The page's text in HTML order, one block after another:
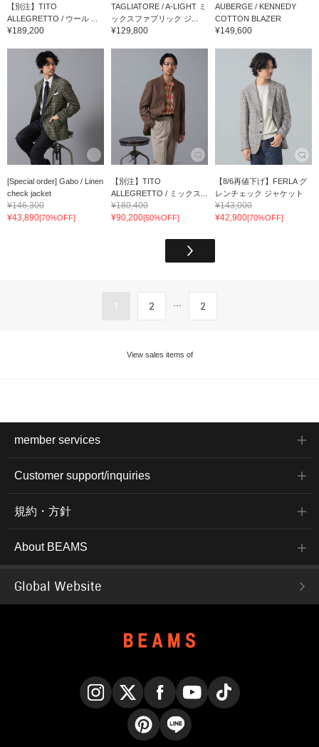
【別注】TITO
ALLEGRETTO / ウール ...
¥189,200
TAGLIATORE / A-LIGHT ミ
ックスファブリック ジ...
¥129,800
AUBERGE / KENNEDY
COTTON BLAZER
¥149,600
[Special order] Gabo / Linen
check jacket
¥146,300
¥43,890[70%OFF]
【別注】TITO
ALLEGRETTO / ミックス...
¥180,400
¥90,200[50%OFF]
【8/6再値下げ】FERLA グ
レンチェック ジャケット
¥143,000
¥42,900[70%OFF]
1 2 ... 2
View sales items of
member services
Customer support/inquiries
規約・方針
About BEAMS
Global Website